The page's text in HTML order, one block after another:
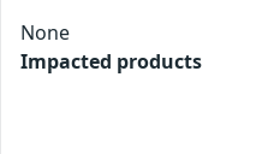
None
Impacted products